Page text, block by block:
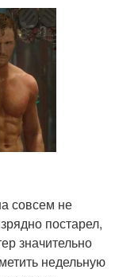
совсем не
постарел,
значительно
недельную